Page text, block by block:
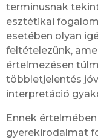
terminusnak
esztétikai
esetében olyan
feltételezünk,
értelmezésen
többletjelentés
interpretáció
Ennek
gyerekirodalmat